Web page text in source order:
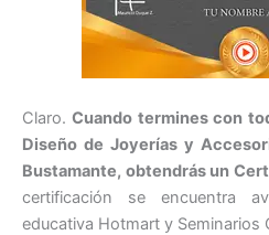
Claro.Cuando termines con
Diseño de Joyerías y
Bustamante, obtendrás un
certificación se encuentra
educativa Hotmart y Seminarios